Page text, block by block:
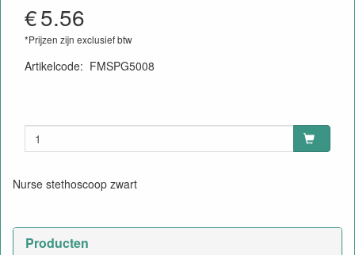
Producten
€5.56
*Prijzen zijn exclusief btw
Artikelcode: FMSPG5008
Nurse stethoscoop zwart